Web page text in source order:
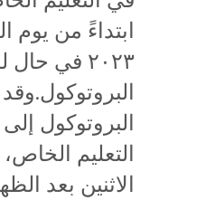
٢٠٢٣ في
البروتوكول
التعليم
الاثنين بعد